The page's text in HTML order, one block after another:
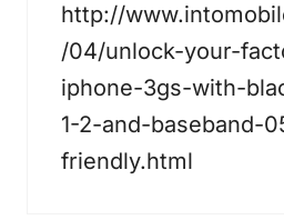
http://
/04/unlock-your-
iphone-3gs-with-
1-2-and-baseband-
friendly.html